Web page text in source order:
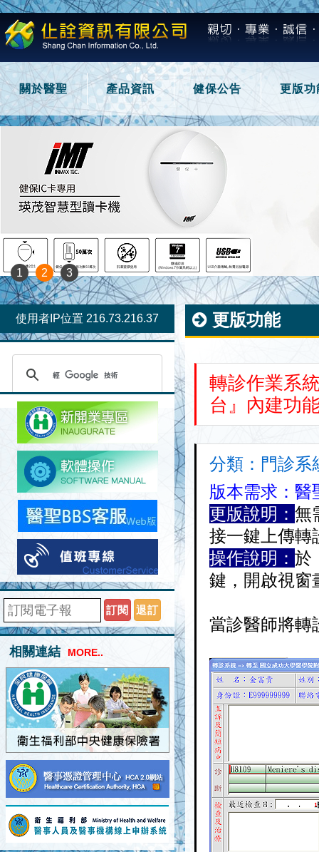
關於醫聖 產品資訊 健保公告 更版功
1 2 3
使用者IP位置 216.73.216.37
訂閱 退訂
相關連結 MORE..
更版功能
轉診作業系
台』內建功
分類：門診系
版本需求：醫
更版說明： 無
接一鍵上傳轉
操作說明： 於
鍵，開啟視窗
當診醫師將轉